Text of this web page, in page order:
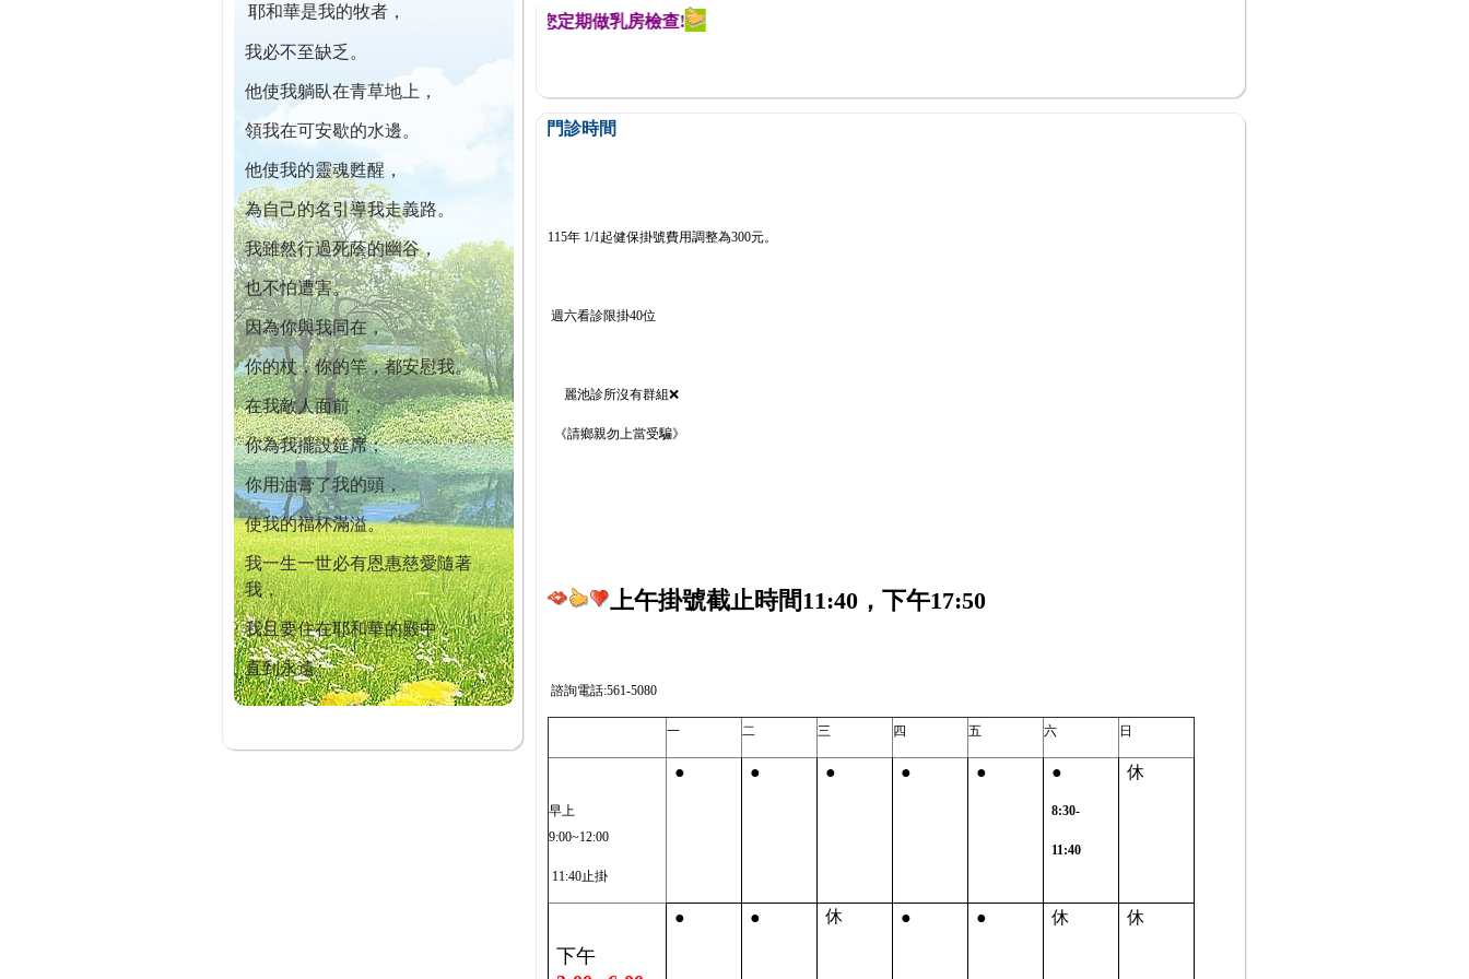
耶和華是我的牧者，
我必不至缺乏。
他使我躺臥在青草地上，
領我在可安歇的水邊。
他使我的靈魂甦醒，
為自己的名引導我走義路。
我雖然行過死蔭的幽谷，
也不怕遭害。
因為你與我同在，
你的杖，你的竿，都安慰我。
在我敵人面前，
你為我擺設筵席；
你用油膏了我的頭，
使我的福杯滿溢。
我一生一世必有恩惠慈愛隨著
我，
我且要住在耶和華的殿中，
直到永遠。
本院自開幕迄今已篩檢出1700位乳癌患者,提醒您定期做乳房檢查!
門診時間
115年 1/1起健保掛號費用調整為300元。
週六看診限掛40位
麗池診所沒有群組❌
《請鄉親勿上當受騙》
上午掛號截止時間11:40，下午17:50
諮詢電話:561-5080
一 二 三 四 五 六 日
早上
9:00~12:00
11:40止掛
● ● ● ● ● ●
8:30-
11:40
休
下午
● ● 休 ● ● 休 休